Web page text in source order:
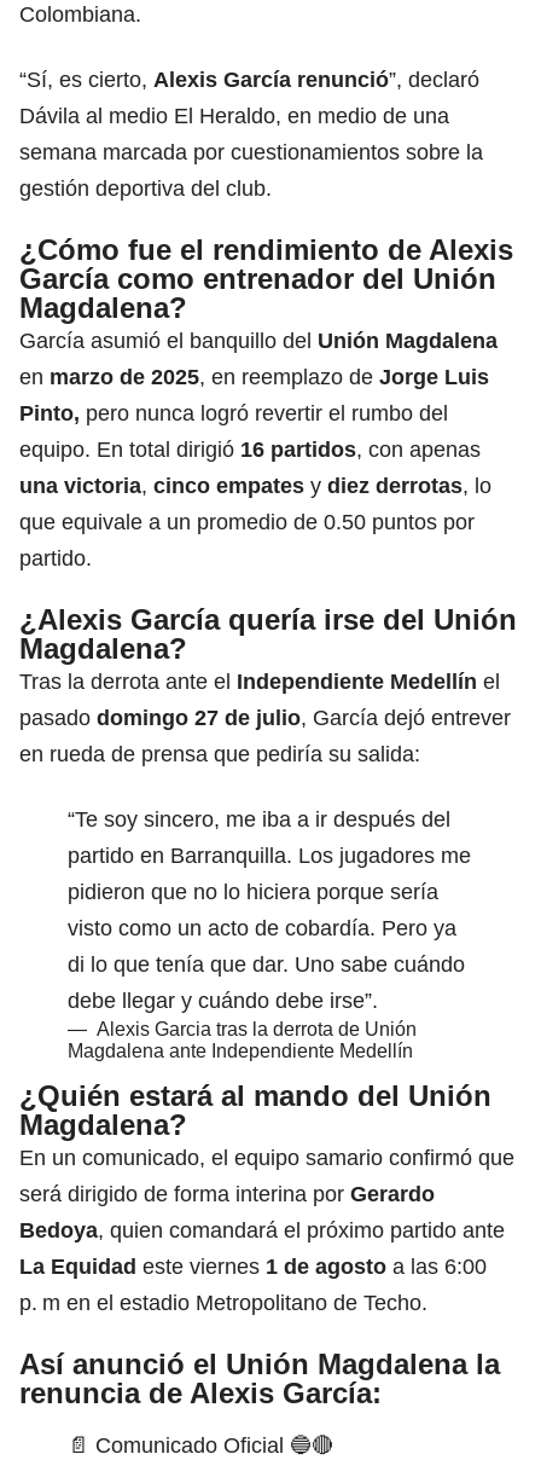
Colombiana.
“Sí, es cierto, Alexis García renunció”, declaró
Dávila al medio El Heraldo, en medio de una
semana marcada por cuestionamientos sobre la
gestión deportiva del club.
¿Cómo fue el rendimiento de Alexis
García como entrenador del Unión
Magdalena?
García asumió el banquillo del Unión Magdalena
en marzo de 2025, en reemplazo de Jorge Luis
Pinto, pero nunca logró revertir el rumbo del
equipo. En total dirigió 16 partidos, con apenas
una victoria, cinco empates y diez derrotas, lo
que equivale a un promedio de 0.50 puntos por
partido.
¿Alexis García quería irse del Unión
Magdalena?
Tras la derrota ante el Independiente Medellín el
pasado domingo 27 de julio, García dejó entrever
en rueda de prensa que pediría su salida:
“Te soy sincero, me iba a ir después del
partido en Barranquilla. Los jugadores me
pidieron que no lo hiciera porque sería
visto como un acto de cobardía. Pero ya
di lo que tenía que dar. Uno sabe cuándo
debe llegar y cuándo debe irse”.
— Alexis Garcia tras la derrota de Unión
Magdalena ante Independiente Medellín
¿Quién estará al mando del Unión
Magdalena?
En un comunicado, el equipo samario confirmó que
será dirigido de forma interina por Gerardo
Bedoya, quien comandará el próximo partido ante
La Equidad este viernes 1 de agosto a las 6:00
p. m en el estadio Metropolitano de Techo.
Así anunció el Unión Magdalena la
renuncia de Alexis García:
📄 Comunicado Oficial 🔵🔴